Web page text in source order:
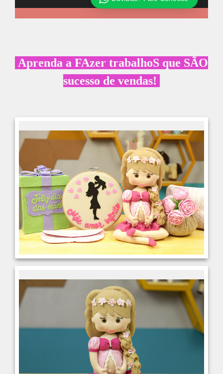
Aprenda a FAzer trabalhoS que SÃO
sucesso de vendas!